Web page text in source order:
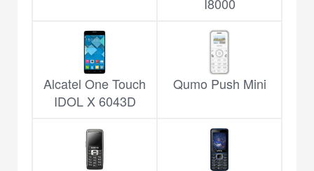
Alcatel One Touch
IDOL X 6043D
Qumo Push Mini